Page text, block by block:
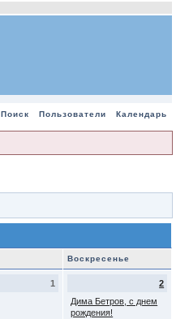
Поиск Пользователи Календарь
Воскресенье
1
2
Дима Бетров, с днем
рождения!